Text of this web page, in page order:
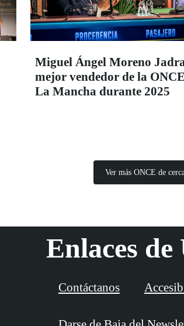
Miguel Ángel Moreno
mejor vendedor de la
La Mancha durante 2025
Ver más ONCE de
Enlaces
Contáctanos